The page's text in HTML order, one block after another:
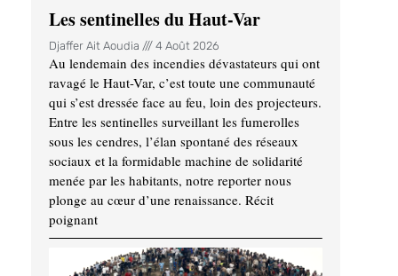
Les sentinelles du Haut-Var
Djaffer Ait Aoudia 4 Août 2026
Au lendemain des incendies dévastateurs qui ont
ravagé le Haut-Var, c’est toute une communauté
qui s’est dressée face au feu, loin des projecteurs.
Entre les sentinelles surveillant les fumerolles
sous les cendres, l’élan spontané des réseaux
sociaux et la formidable machine de solidarité
menée par les habitants, notre reporter nous
plonge au cœur d’une renaissance. Récit
poignant